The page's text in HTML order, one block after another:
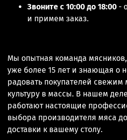
Звоните с 10:00 до 18:00 -
и примем заказ.
Мы опытная команда
уже более 15 лет и знающая о
радовать покупателей
культуру в массы. В нашем
работают настоящие
выбора производителя мяса
доставки к вашему столу.